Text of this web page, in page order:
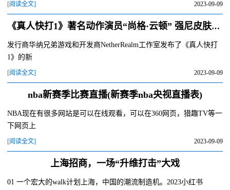
[阅读全文] 2023-09-09
《真人快打1》著名动作演员“尚格·云顿” 强尼皮肤预告
发行商华纳兄弟游戏和开发商NetherRealm工作室发布了《真人快打
1》的新
[阅读全文] 2023-09-09
nba新赛季比赛直播(新赛季nba央视直播表)
NBA现在有很多网站是可以在线观看，可以在360网页，猎趣TV等一
下网页上
[阅读全文] 2023-09-09
上海招商，一场“升维打击”大戏
01 一个宏大的walk计划上海，中国的潮流制造机。2023小红书